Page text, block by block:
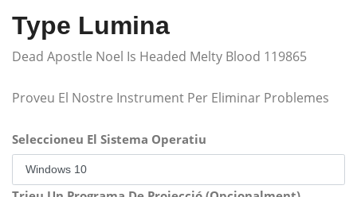
Type Lumina
Dead Apostle Noel Is Headed Melty Blood 119865
Proveu El Nostre Instrument Per Eliminar Problemes
Seleccioneu El Sistema Operatiu